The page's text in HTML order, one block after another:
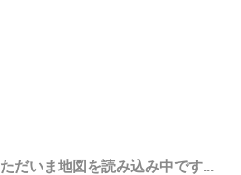
ただいま地図を読み込み中です...